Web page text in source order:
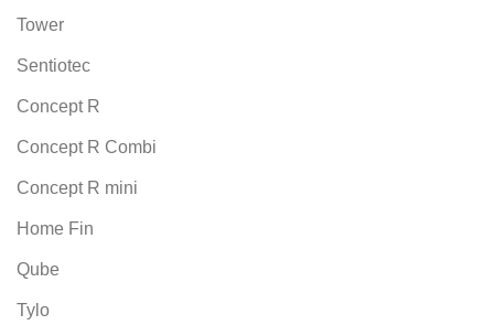
Tower
Sentiotec
Concept R
Concept R Combi
Concept R mini
Home Fin
Qube
Tylo